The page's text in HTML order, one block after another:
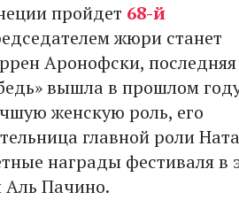
пройдет 68-й
жюри станет
Аронофски, последняя
вышла в прошлом
женскую роль, его
главной роли
награды фестиваля в
Аль Пачино.